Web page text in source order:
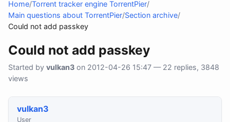
Home/Torrent tracker engine TorrentPier/
Main questions about TorrentPier/Section archive/
Could not add passkey
Could not add passkey
Started by vulkan3 on 2012-04-26 15:47 — 22 replies, 3848
views
vulkan3
User